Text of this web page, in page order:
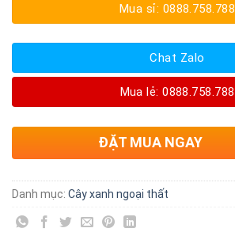
Mua sỉ: 0888.758.788
Chat Zalo
Mua lẻ: 0888.758.788
ĐẶT MUA NGAY
Danh mục: Cây xanh ngoại thất